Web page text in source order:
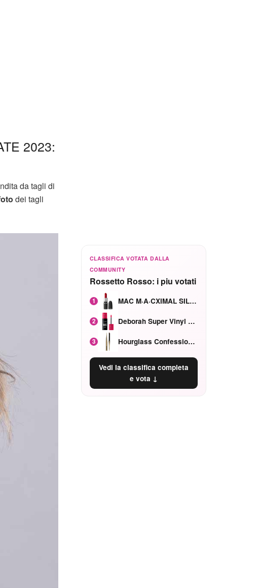
2023:
da tagli di
dei tagli
CLASSIFICA VOTATA DALLA
COMMUNITY
Rossetto Rosso: i piu votati
1 MAC M·A·CXIMAL SILKY MATTE Red Rock mat
2 Deborah Super Vinyl Shake Rosa Ciliegia
3 Hourglass Confession Ricaricabile Ultra Preciso Ad Alta Intensità Secretly Classic Red
Vedi la classifica completa
e vota ↓